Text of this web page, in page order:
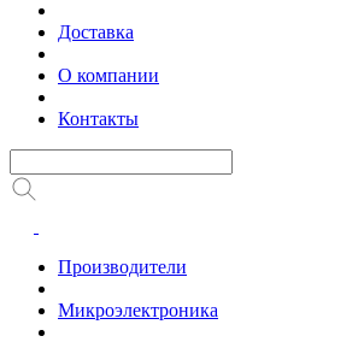
Доставка
О компании
Контакты
Производители
Микроэлектроника